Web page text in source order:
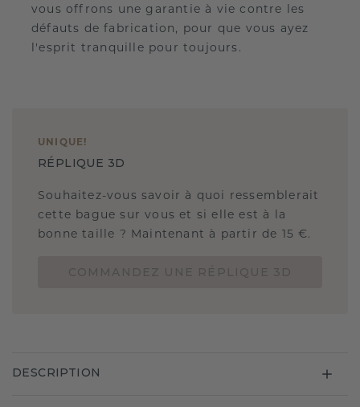
vous offrons une garantie à vie contre les
défauts de fabrication, pour que vous ayez
l'esprit tranquille pour toujours.
UNIQUE !
RÉPLIQUE 3D
Souhaitez-vous savoir à quoi ressemblerait
cette bague sur vous et si elle est à la
bonne taille ? Maintenant à partir de 15 €.
DESCRIPTION